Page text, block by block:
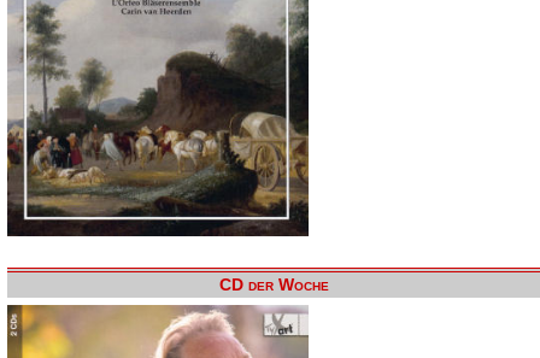
CD der Woche